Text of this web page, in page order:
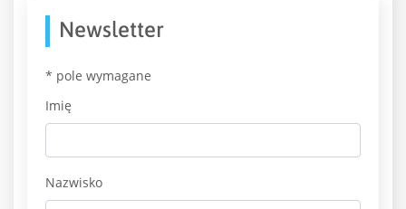
Newsletter
* pole wymagane
Imię
Nazwisko